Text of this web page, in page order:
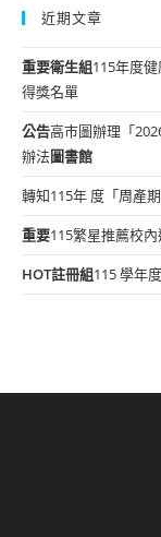
近期文章
重要衛生組115年度
得獎名單
公告高市圖辦理「
辦法圖書館
轉知115年 度「周產
重要115繁星推薦校
HOT註冊組115 學年